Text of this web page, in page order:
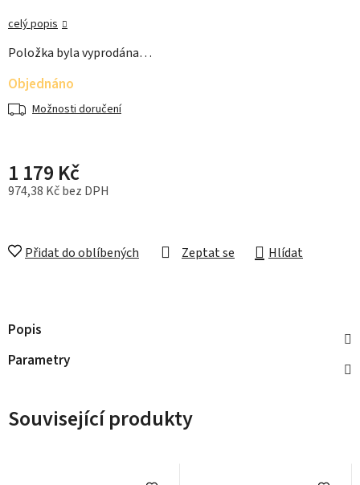
celý popis
Položka byla vyprodána…
Objednáno
Možnosti doručení
1 179 Kč
974,38 Kč bez DPH
Zeptat se Hlídat
Přidat do oblíbených
Popis
Parametry
Související produkty